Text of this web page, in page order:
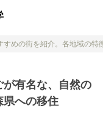
すめの街を紹介。各地域の特
有名な、自然の
県への移住